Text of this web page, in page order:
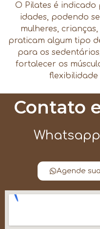
O Pilates é indicado
idades, podendo
mulheres,
praticam algum tipo
para os
fortalecer os
Contato
Agende